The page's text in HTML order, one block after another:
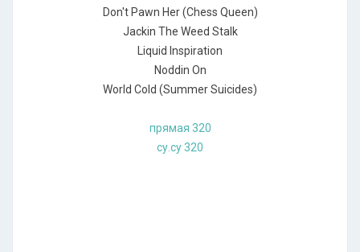
Don't Pawn Her (Chess Queen)
Jackin The Weed Stalk
Liquid Inspiration
Noddin On
World Cold (Summer Suicides)
прямая 320
су.су 320